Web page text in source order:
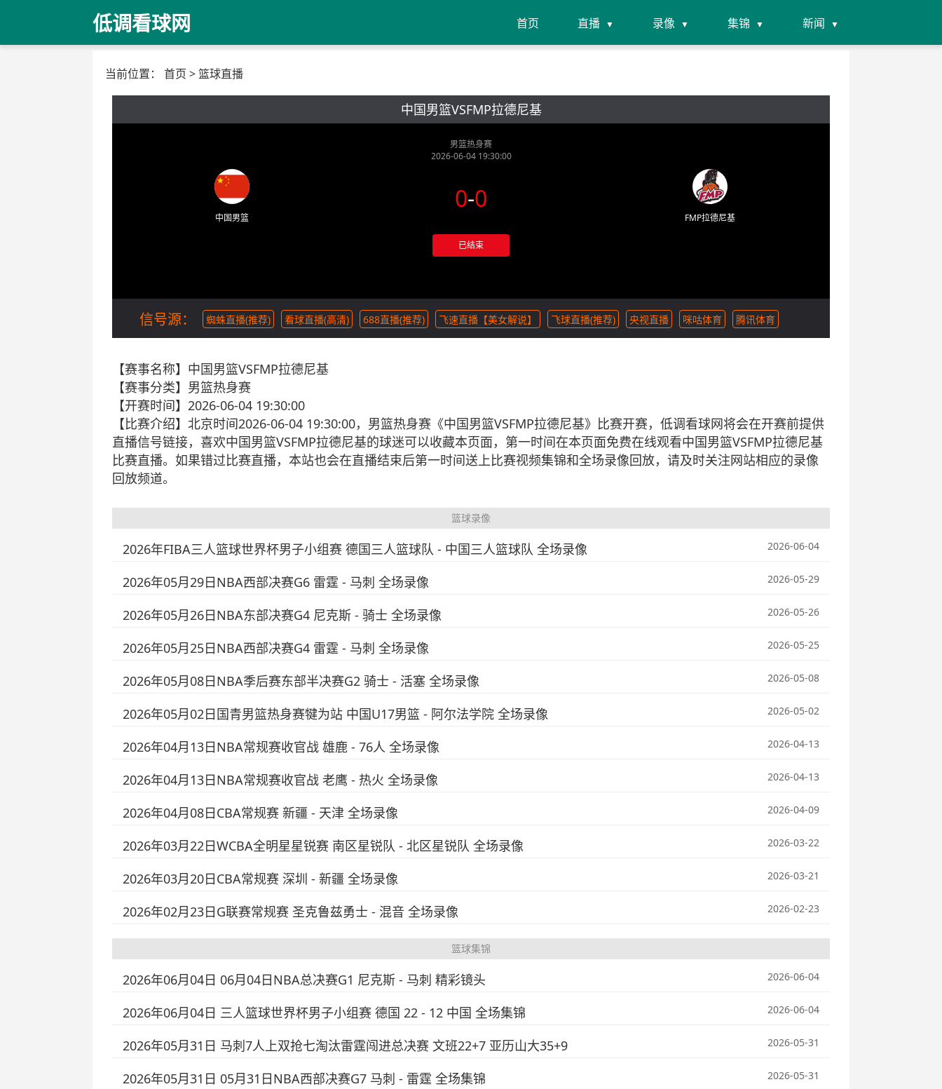
低调看球网 首页 直播 录像 集锦 新闻
当前位置： 首页 >篮球直播
中国男篮VSFMP拉德尼基
男篮热身赛
2026-06-04 19:30:00
中国男篮
0-0
已结束
FMP拉德尼基
信号源： 蜘蛛直播(推荐) 看球直播(高清) 688直播(推荐) 飞速直播【美女解说】 飞球直播(推荐) 央视直播 咪咕体育 腾讯体育
【赛事名称】 中国男篮VSFMP拉德尼基
【赛事分类】 男篮热身赛
【开赛时间】 2026-06-04 19:30:00
【比赛介绍】 北京时间2026-06-04 19:30:00，男篮热身赛《中国男篮VSFMP拉德尼基》比赛开赛，低调看球网将会在开赛前提供
直播信号链接，喜欢中国男篮VSFMP拉德尼基的球迷可以收藏本页面，第一时间在本页面免费在线观看中国男篮VSFMP拉德尼基
比赛直播。如果错过比赛直播，本站也会在直播结束后第一时间送上比赛视频集锦和全场录像回放，请及时关注网站相应的录像
回放频道。
篮球录像
2026年FIBA三人篮球世界杯男子小组赛 德国三人篮球队 - 中国三人篮球队 全场录像 2026-06-04
2026年05月29日NBA西部决赛G6 雷霆 - 马刺 全场录像 2026-05-29
2026年05月26日NBA东部决赛G4 尼克斯 - 骑士 全场录像 2026-05-26
2026年05月25日NBA西部决赛G4 雷霆 - 马刺 全场录像 2026-05-25
2026年05月08日NBA季后赛东部半决赛G2 骑士 - 活塞 全场录像 2026-05-08
2026年05月02日国青男篮热身赛犍为站 中国U17男篮 - 阿尔法学院 全场录像 2026-05-02
2026年04月13日NBA常规赛收官战 雄鹿 - 76人 全场录像 2026-04-13
2026年04月13日NBA常规赛收官战 老鹰 - 热火 全场录像 2026-04-13
2026年04月08日CBA常规赛 新疆 - 天津 全场录像 2026-04-09
2026年03月22日WCBA全明星星锐赛 南区星锐队 - 北区星锐队 全场录像 2026-03-22
2026年03月20日CBA常规赛 深圳 - 新疆 全场录像 2026-03-21
2026年02月23日G联赛常规赛 圣克鲁兹勇士 - 混音 全场录像 2026-02-23
篮球集锦
2026年06月04日 06月04日NBA总决赛G1 尼克斯 - 马刺 精彩镜头 2026-06-04
2026年06月04日 三人篮球世界杯男子小组赛 德国 22 - 12 中国 全场集锦 2026-06-04
2026年05月31日 马刺7人上双抢七淘汰雷霆闯进总决赛 文班22+7 亚历山大35+9 2026-05-31
2026年05月31日 05月31日NBA西部决赛G7 马刺 - 雷霆 全场集锦 2026-05-31